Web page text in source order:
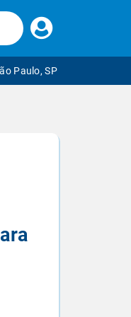
Faça
seu
Paulo, SP